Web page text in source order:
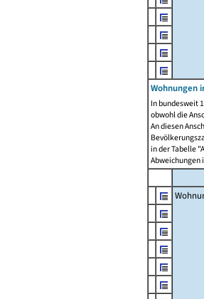
Wohnungen
In bundesweit
obwohl die
An diesen
in der Tabelle
Abweichungen